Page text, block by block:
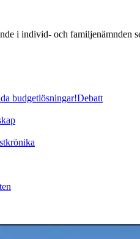
i individ- och familjenämnden
budgetlösningar!Debatt